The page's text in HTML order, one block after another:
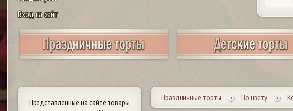
Вход на сайт
Представленные на сайте товары
Праздничные торты По цвету